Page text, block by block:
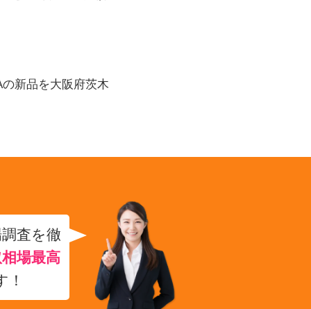
新品を大阪府茨木
査を徹
場最高
！